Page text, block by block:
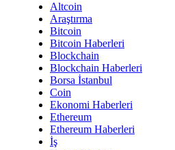
Altcoin
Araştırma
Bitcoin
Bitcoin Haberleri
Blockchain
Blockchain Haberleri
Borsa İstanbul
Coin
Ekonomi Haberleri
Ethereum
Ethereum Haberleri
İş